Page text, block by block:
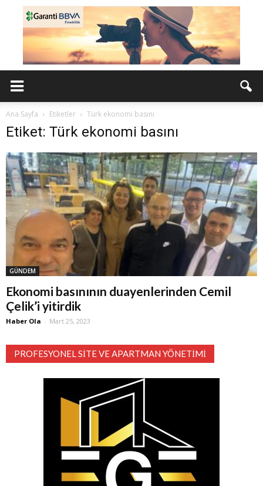
Ana Sayfa Etiketler Türk ekonomi basını
Etiket: Türk ekonomi basını
GÜNDEM
Ekonomi basınının duayenlerinden Cemil
Çelik’i yitirdik
Haber Ola - Mart 25, 2023
PROFESYONEL SITE VE APARTMAN YÖNETIMI